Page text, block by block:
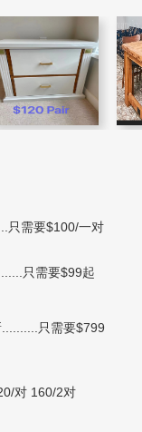
要$100/一对
只需要$99起
只需要$799
160/2对